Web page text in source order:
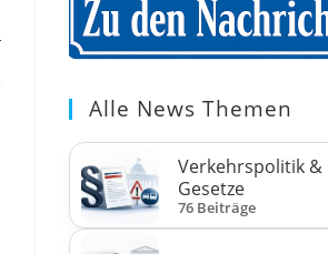
Alle News Themen
Verkehrspolitik &
Gesetze
76 Beiträge